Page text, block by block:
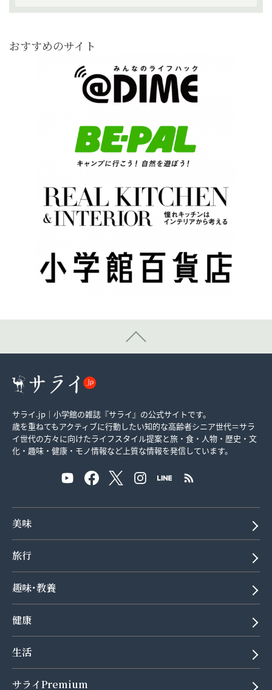
おすすめのサイト
サライ.jp｜小学館の雑誌『サライ』の公式サイトです。
歳を重ねてもアクティブに行動したい知的な高齢者シニア世代＝サラ
イ世代の方々に向けたライフスタイル提案と旅・食・人物・歴史・文
化・趣味・健康・モノ情報など上質な情報を発信しています。
美味
旅行
趣味･教養
健康
生活
サライPremium